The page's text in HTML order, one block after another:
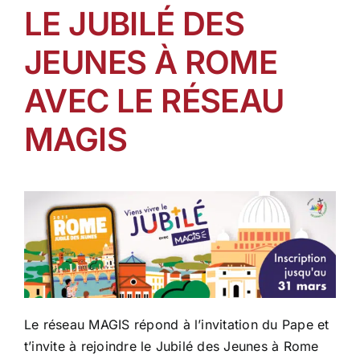
Notre réseau
Nos établissements
Pastorale
Formation
Politique de protection
LE JUBILÉ DES
JEUNES À ROME
AVEC LE RÉSEAU
MAGIS
Le réseau MAGIS répond à l’invitation du Pape et
t’invite à rejoindre le Jubilé des Jeunes à Rome